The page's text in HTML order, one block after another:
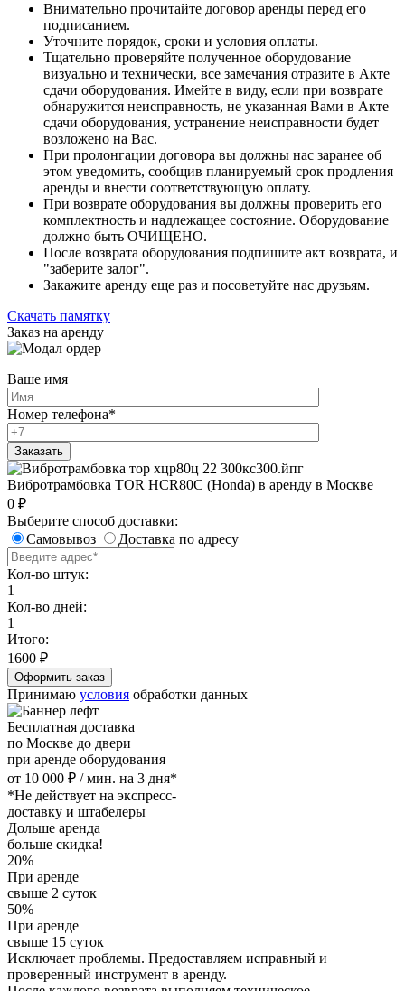
Внимательно прочитайте договор аренды перед его
подписанием.
Уточните порядок, сроки и условия оплаты.
Тщательно проверяйте полученное оборудование
визуально и технически, все замечания отразите в Акте
сдачи оборудования. Имейте в виду, если при возврате
обнаружится неисправность, не указанная Вами в Акте
сдачи оборудования, устранение неисправности будет
возложено на Вас.
При пролонгации договора вы должны нас заранее об
этом уведомить, сообщив планируемый срок продления
аренды и внести соответствующую оплату.
При возврате оборудования вы должны проверить его
комплектность и надлежащее состояние. Оборудование
должно быть ОЧИЩЕНО.
После возврата оборудования подпишите акт возврата, и
"заберите залог".
Закажите аренду еще раз и посоветуйте нас друзьям.
Скачать памятку
Заказ на аренду
Ваше имя
Номер телефона*
Вибротрамбовка TOR HCR80C (Honda) в аренду в Москве
0 ₽
Выберите способ доставки:
Самовывоз
Доставка по адресу
Кол-во штук:
1
Кол-во дней:
1
Итого:
1600 ₽
Принимаю условия обработки данных
Бесплатная доставка
по Москве до двери
при аренде оборудования
от 10 000 ₽ / мин. на 3 дня*
*Не действует на экспресс-
доставку и штабелеры
Дольше аренда
больше скидка!
20%
При аренде
свыше 2 суток
50%
При аренде
свыше 15 суток
Исключает проблемы. Предоставляем исправный и
проверенный инструмент в аренду.